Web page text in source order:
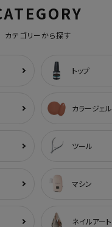
カテゴリーから探す
トップ
カラージェル
ツール
マシン
ネイルアート